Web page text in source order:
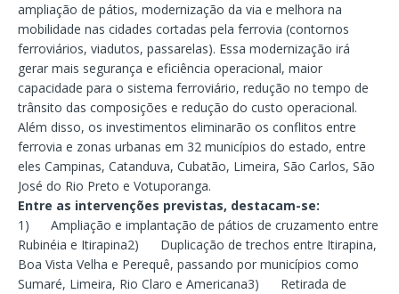
ampliação de pátios, modernização da via e melhora na
mobilidade nas cidades cortadas pela ferrovia (contornos
ferroviários, viadutos, passarelas). Essa modernização irá
gerar mais segurança e eficiência operacional, maior
capacidade para o sistema ferroviário, redução no tempo de
trânsito das composições e redução do custo operacional.
Além disso, os investimentos eliminarão os conflitos entre
ferrovia e zonas urbanas em 32 municípios do estado, entre
eles Campinas, Catanduva, Cubatão, Limeira, São Carlos, São
José do Rio Preto e Votuporanga.
Entre as intervenções previstas, destacam-se:
1) Ampliação e implantação de pátios de cruzamento entre
Rubinéia e Itirapina2) Duplicação de trechos entre Itirapina,
Boa Vista Velha e Perequê, passando por municípios como
Sumaré, Limeira, Rio Claro e Americana3) Retirada de